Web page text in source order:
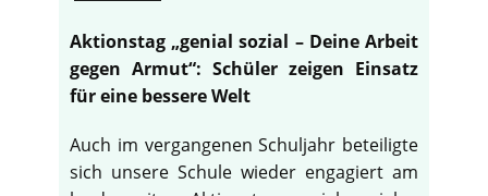
Aktionstag „genial sozial – Deine Arbeit
gegen Armut“: Schüler zeigen Einsatz
für eine bessere Welt
Auch im vergangenen Schuljahr beteiligte
sich unsere Schule wieder engagiert am